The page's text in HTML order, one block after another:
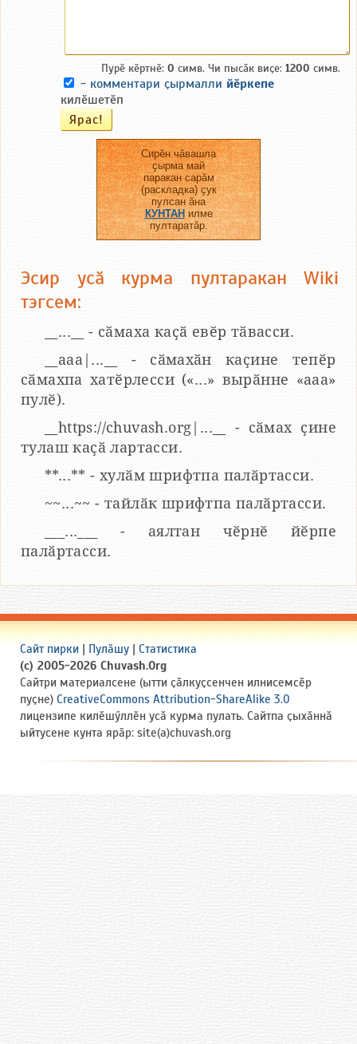
Пурӗ кӗртнӗ: 0 симв. Чи пысӑк виҫе: 1200 симв.
- комментари ҫырмалли йӗркепе
килӗшетӗп
Сирӗн чӑвашла
ҫырма май
паракан сарӑм
(раскладка) ҫук
пулсан ӑна
КУНТАНилме
пултаратӑр.
Эсир усӑ курма пултаракан Wiki
тэгсем:
__...__ - сӑмаха каҫӑ евӗр тӑвасси.
__aaa|...__ - сӑмахӑн каҫине тепӗр
сӑмахпа хатӗрлесси («...» вырӑнне «ааа»
пулӗ).
__https://chuvash.org|...__ - сӑмах ҫине
тулаш каҫӑ лартасси.
**...** - хулӑм шрифтпа палӑртасси.
~~...~~ - тайлӑк шрифтпа палӑртасси.
___...___ - аялтан чӗрнӗ йӗрпе
палӑртасси.
Сайт пирки Пулӑшу
Статистика
(c) 2005-2026 Chuvash.Org
Сайтри материалсене (ытти ҫӑлкуҫсенчен илнисемсӗр
пуҫне) CreativeCommons Attribution-ShareAlike 3.0
лицензипе килӗшӳллӗн усӑ курма пулать. Сайтпа ҫыхӑннӑ
ыйтусене кунта ярӑр: site(a)chuvash.org